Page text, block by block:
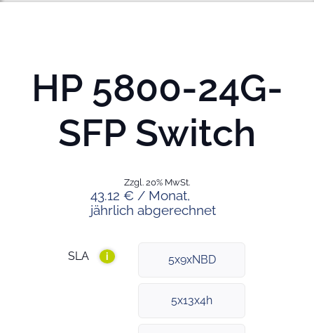
HP 5800-24G-
SFP Switch
43.12 € / Monat,
jährlich abgerechnet
Zzgl. 20% MwSt.
SLA i 5x9xNBD
5x13x4h